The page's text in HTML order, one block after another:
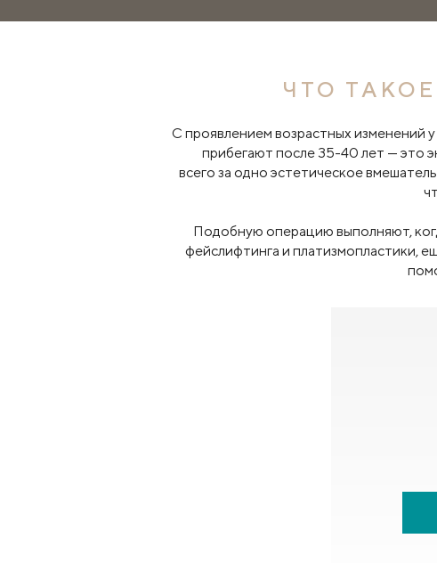
ЧТО
С проявлением возрастных изменений
прибегают после 35-40 лет — это
всего за одно эстетическое
Подобную операцию выполняют,
фейслифтинга и платизмопластики,